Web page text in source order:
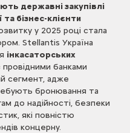
державні закупівлі
бізнес-клієнти
у 2025 році стала
Stellantis Україна
інкасаторських
банками
сегмент, адже
бронювання та
до надійності, безпеки
які повністю
концерну.